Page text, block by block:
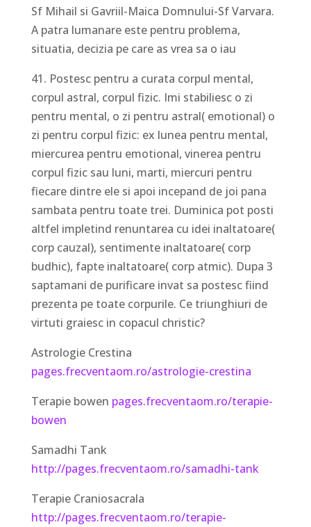
Sf Mihail si Gavriil-Maica Domnului-Sf Varvara.
A patra lumanare este pentru problema,
situatia, decizia pe care as vrea sa o iau
41. Postesc pentru a curata corpul mental,
corpul astral, corpul fizic. Imi stabiliesc o zi
pentru mental, o zi pentru astral( emotional) o
zi pentru corpul fizic: ex lunea pentru mental,
miercurea pentru emotional, vinerea pentru
corpul fizic sau luni, marti, miercuri pentru
fiecare dintre ele si apoi incepand de joi pana
sambata pentru toate trei. Duminica pot posti
altfel impletind renuntarea cu idei inaltatoare(
corp cauzal), sentimente inaltatoare( corp
budhic), fapte inaltatoare( corp atmic). Dupa 3
saptamani de purificare invat sa postesc fiind
prezenta pe toate corpurile. Ce triunghiuri de
virtuti graiesc in copacul christic?
Astrologie Crestina
pages.frecventaom.ro/astrologie-crestina
Terapie bowen pages.frecventaom.ro/terapie-
bowen
Samadhi Tank
http://pages.frecventaom.ro/samadhi-tank
Terapie Craniosacrala
http://pages.frecventaom.ro/terapie-